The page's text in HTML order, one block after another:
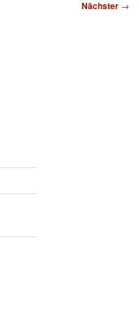
Nächster →